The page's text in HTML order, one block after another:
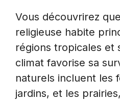
Vous découvrirez
religieuse habite
régions tropicales et
climat favorise sa
naturels incluent les
jardins, et les